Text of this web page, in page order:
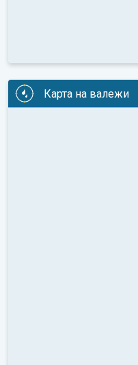
Карта на валежи